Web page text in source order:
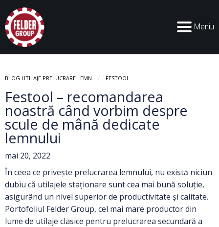
Meniu
BLOG UTILAJE PRELUCRARE LEMN FESTOOL
Festool – recomandarea
noastră când vorbim despre
scule de mână dedicate
lemnului
mai 20, 2022
În ceea ce privește prelucrarea lemnului, nu există niciun
dubiu că utilajele staționare sunt cea mai bună soluție,
asigurând un nivel superior de productivitate și calitate.
Portofoliul Felder Group, cel mai mare productor din
lume de utilaje clasice pentru prelucrarea secundară a